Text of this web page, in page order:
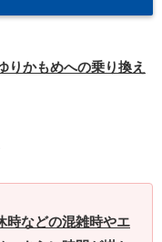
りかもめへの乗り換え
時などの混雑時やエ